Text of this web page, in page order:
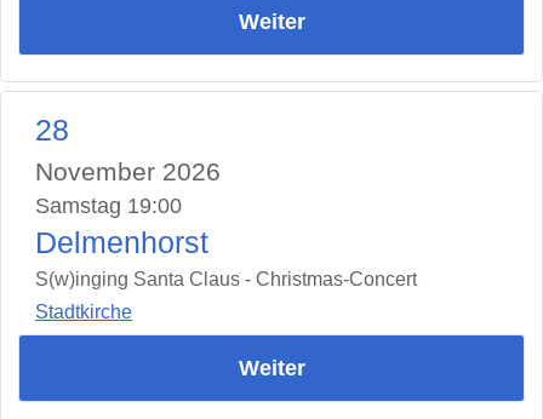
Weiter
28
November 2026
Samstag 19:00
Delmenhorst
S(w)inging Santa Claus - Christmas-Concert
Stadtkirche
Weiter